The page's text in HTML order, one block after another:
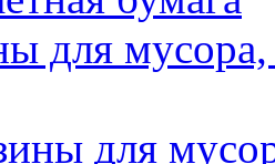
для
для